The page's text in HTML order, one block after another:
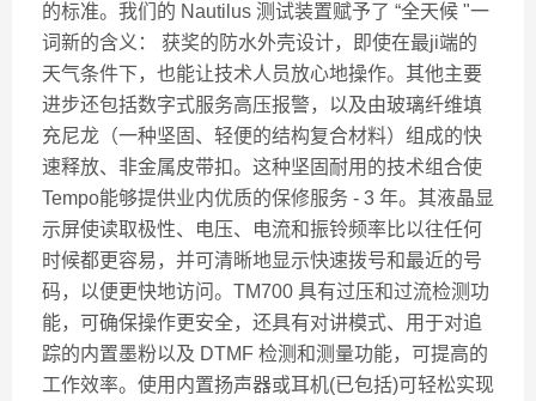
的标准。我们的 Nautilus 测试装置赋予了 “全天候 "一
词新的含义： 获奖的防水外壳设计，即使在最ji端的
天气条件下，也能让技术人员放心地操作。其他主要
进步还包括数字式服务高压报警，以及由玻璃纤维填
充尼龙（一种坚固、轻便的结构复合材料）组成的快
速释放、非金属皮带扣。这种坚固耐用的技术组合使
Tempo能够提供业内优质的保修服务 - 3 年。其液晶显
示屏使读取极性、电压、电流和振铃频率比以往任何
时候都更容易，并可清晰地显示快速拨号和最近的号
码，以便更快地访问。TM700 具有过压和过流检测功
能，可确保操作更安全，还具有对讲模式、用于对追
踪的内置墨粉以及 DTMF 检测和测量功能，可提高的
工作效率。使用内置扬声器或耳机(已包括)可轻松实现